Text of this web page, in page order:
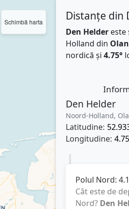
Schimbă harta Distanțe din
Den Heldereste
Holland din
nordică și 4.75°
Den Helder
Noord-Holland,
Latitudine:
Longitudine: 4.75
Polul Nord:
Cât este de
Nord? Den